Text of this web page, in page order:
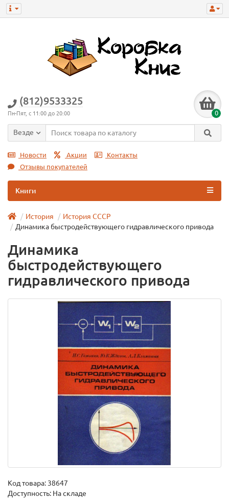
(812)9533325
Пн-Пят, с 11:00 до 20:00 0
Везде
Новости Акции
Контакты
Отзывы покупателей
Книги
История
История СССР
Динамика быстродействующего гидравлического привода
Динамика
быстродействующего
гидравлического привода
Код товара: 38647
Доступность: На складе